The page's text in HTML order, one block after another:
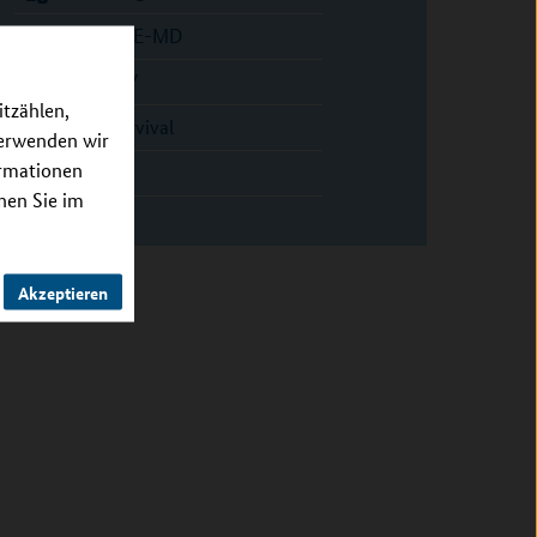
wir
Sie im
Akzeptieren
PRECISE-MD
PRETTY
PROSurvival
SWAG